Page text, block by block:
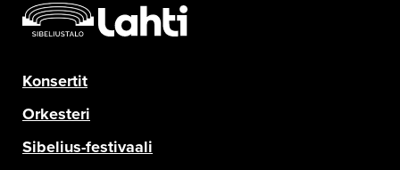
Konsertit
Orkesteri
Sibelius-festivaali